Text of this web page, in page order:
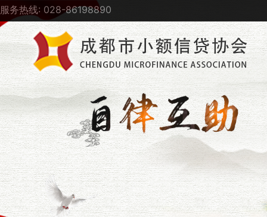
服务热线: 028-86198890